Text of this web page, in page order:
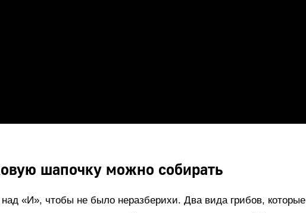
шапочку можно собирать
«И», чтобы не было неразберихи. Два вида грибов, которые